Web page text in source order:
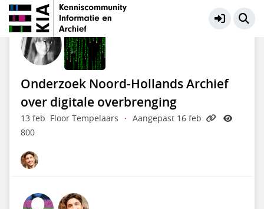
Adviseurs Digitale Informatie
Onderzoek Noord-Hollands Archief
over digitale overbrenging
13 feb Floor Tempelaars ·
Aangepast 16 feb
800